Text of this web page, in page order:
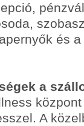
és
a
A